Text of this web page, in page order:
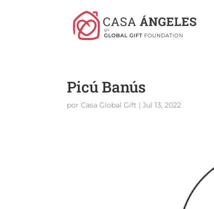
Picú Banús
porCasa Global Gift |Jul 13, 2022